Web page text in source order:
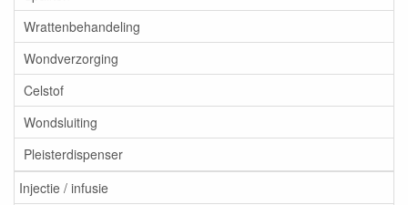
Wrattenbehandeling
Wondverzorging
Celstof
Wondsluiting
Pleisterdispenser
Injectie / infusie